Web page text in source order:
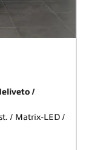
/ Matrix-LED /